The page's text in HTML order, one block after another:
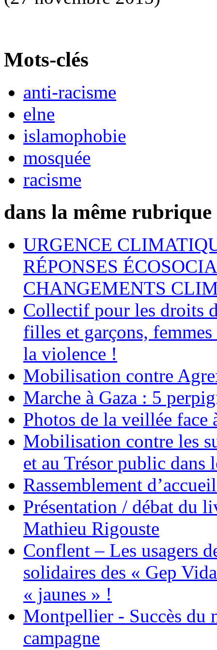
Mots-clés
anti-racisme
elne
islamophobie
mosquée
racisme
dans la même rubrique
URGENCE
RÉPONSES
CHANGEMENTS
Collectif pour les droits
filles et garçons,
la violence !
Mobilisation contre
Marche à Gaza : 5
Photos de la veillée face
Mobilisation contre les
et au Trésor public dans
Rassemblement
Présentation / débat du
Mathieu Rigouste
Conflent – Les usagers
solidaires des « Gep
« jaunes » !
Montpellier - Succès du
campagne